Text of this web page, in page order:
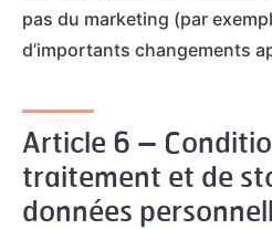
pas du marketing (par
d’importants changements
Article 6 –
traitement et de
données